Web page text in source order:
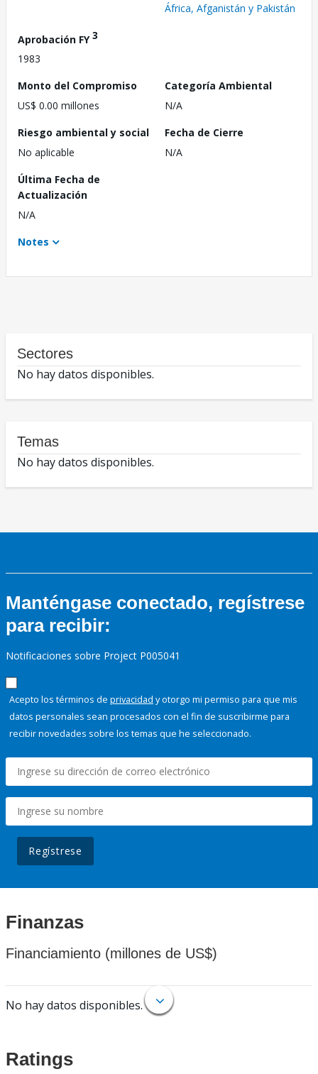
África, Afganistán y Pakistán
Aprobación FY3
1983
Monto del Compromiso
US$ 0.00 millones
Categoría Ambiental
N/A
Riesgo ambiental y social
No aplicable
Fecha de Cierre
N/A
Última Fecha de
Actualización
N/A
Notes
Sectores
No hay datos disponibles.
Temas
No hay datos disponibles.
Manténgase conectado, regístrese
para recibir:
Notificaciones sobre Project P005041
Acepto los términos de privacidad y otorgo mi permiso para que mis
datos personales sean procesados con el fin de suscribirme para
recibir novedades sobre los temas que he seleccionado.
Regístrese
Finanzas
Financiamiento (millones de US$)
No hay datos disponibles.
Ratings